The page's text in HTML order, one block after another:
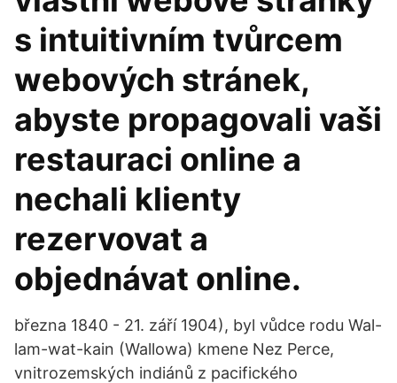
s intuitivním tvůrcem
webových stránek,
abyste propagovali vaši
restauraci online a
nechali klienty
rezervovat a
objednávat online.
března 1840 - 21. září 1904), byl vůdce rodu Wal-
lam-wat-kain (Wallowa) kmene Nez Perce,
vnitrozemských indiánů z pacifického